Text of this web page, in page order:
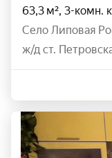
63,3 м², 3-комн.
село Липовая
ж/д ст.